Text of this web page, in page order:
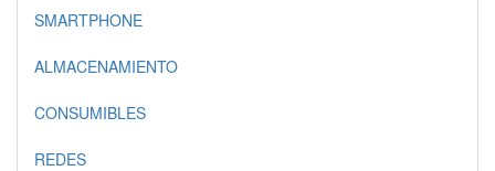
SMARTPHONE
ALMACENAMIENTO
CONSUMIBLES
REDES